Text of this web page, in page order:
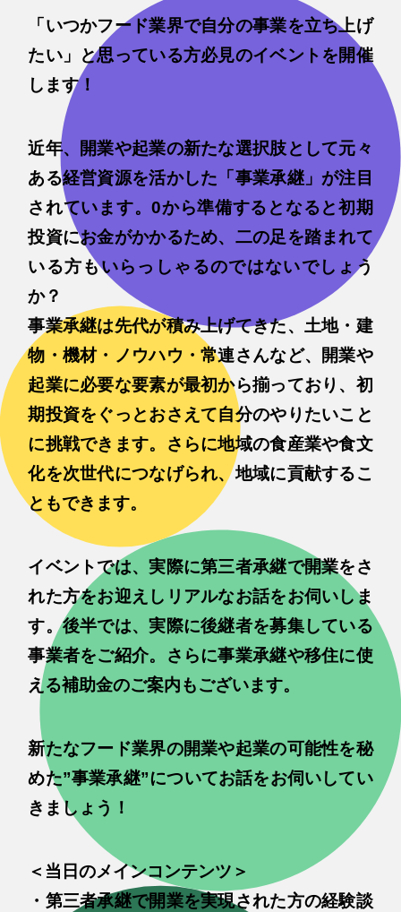
「いつかフード業界で自分の事業を立ち上げ
たい」と思っている方必見のイベントを開催
します！
近年、開業や起業の新たな選択肢として元々
ある経営資源を活かした「事業承継」が注目
されています。0から準備するとなると初期
投資にお金がかかるため、二の足を踏まれて
いる方もいらっしゃるのではないでしょう
か？
事業承継は先代が積み上げてきた、土地・建
物・機材・ノウハウ・常連さんなど、開業や
起業に必要な要素が最初から揃っており、初
期投資をぐっとおさえて自分のやりたいこと
に挑戦できます。さらに地域の食産業や食文
化を次世代につなげられ、地域に貢献するこ
ともできます。
イベントでは、実際に第三者承継で開業をさ
れた方をお迎えしリアルなお話をお伺いしま
す。後半では、実際に後継者を募集している
事業者をご紹介。さらに事業承継や移住に使
える補助金のご案内もございます。
新たなフード業界の開業や起業の可能性を秘
めた”事業承継”についてお話をお伺いしてい
きましょう！
＜当日のメインコンテンツ＞
・第三者承継で開業を実現された方の経験談